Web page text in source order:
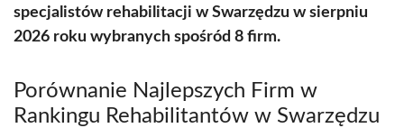
specjalistów rehabilitacji w Swarzędzu w sierpniu
2026 roku wybranych spośród 8 firm.
Porównanie Najlepszych Firm w
Rankingu Rehabilitantów w Swarzędzu